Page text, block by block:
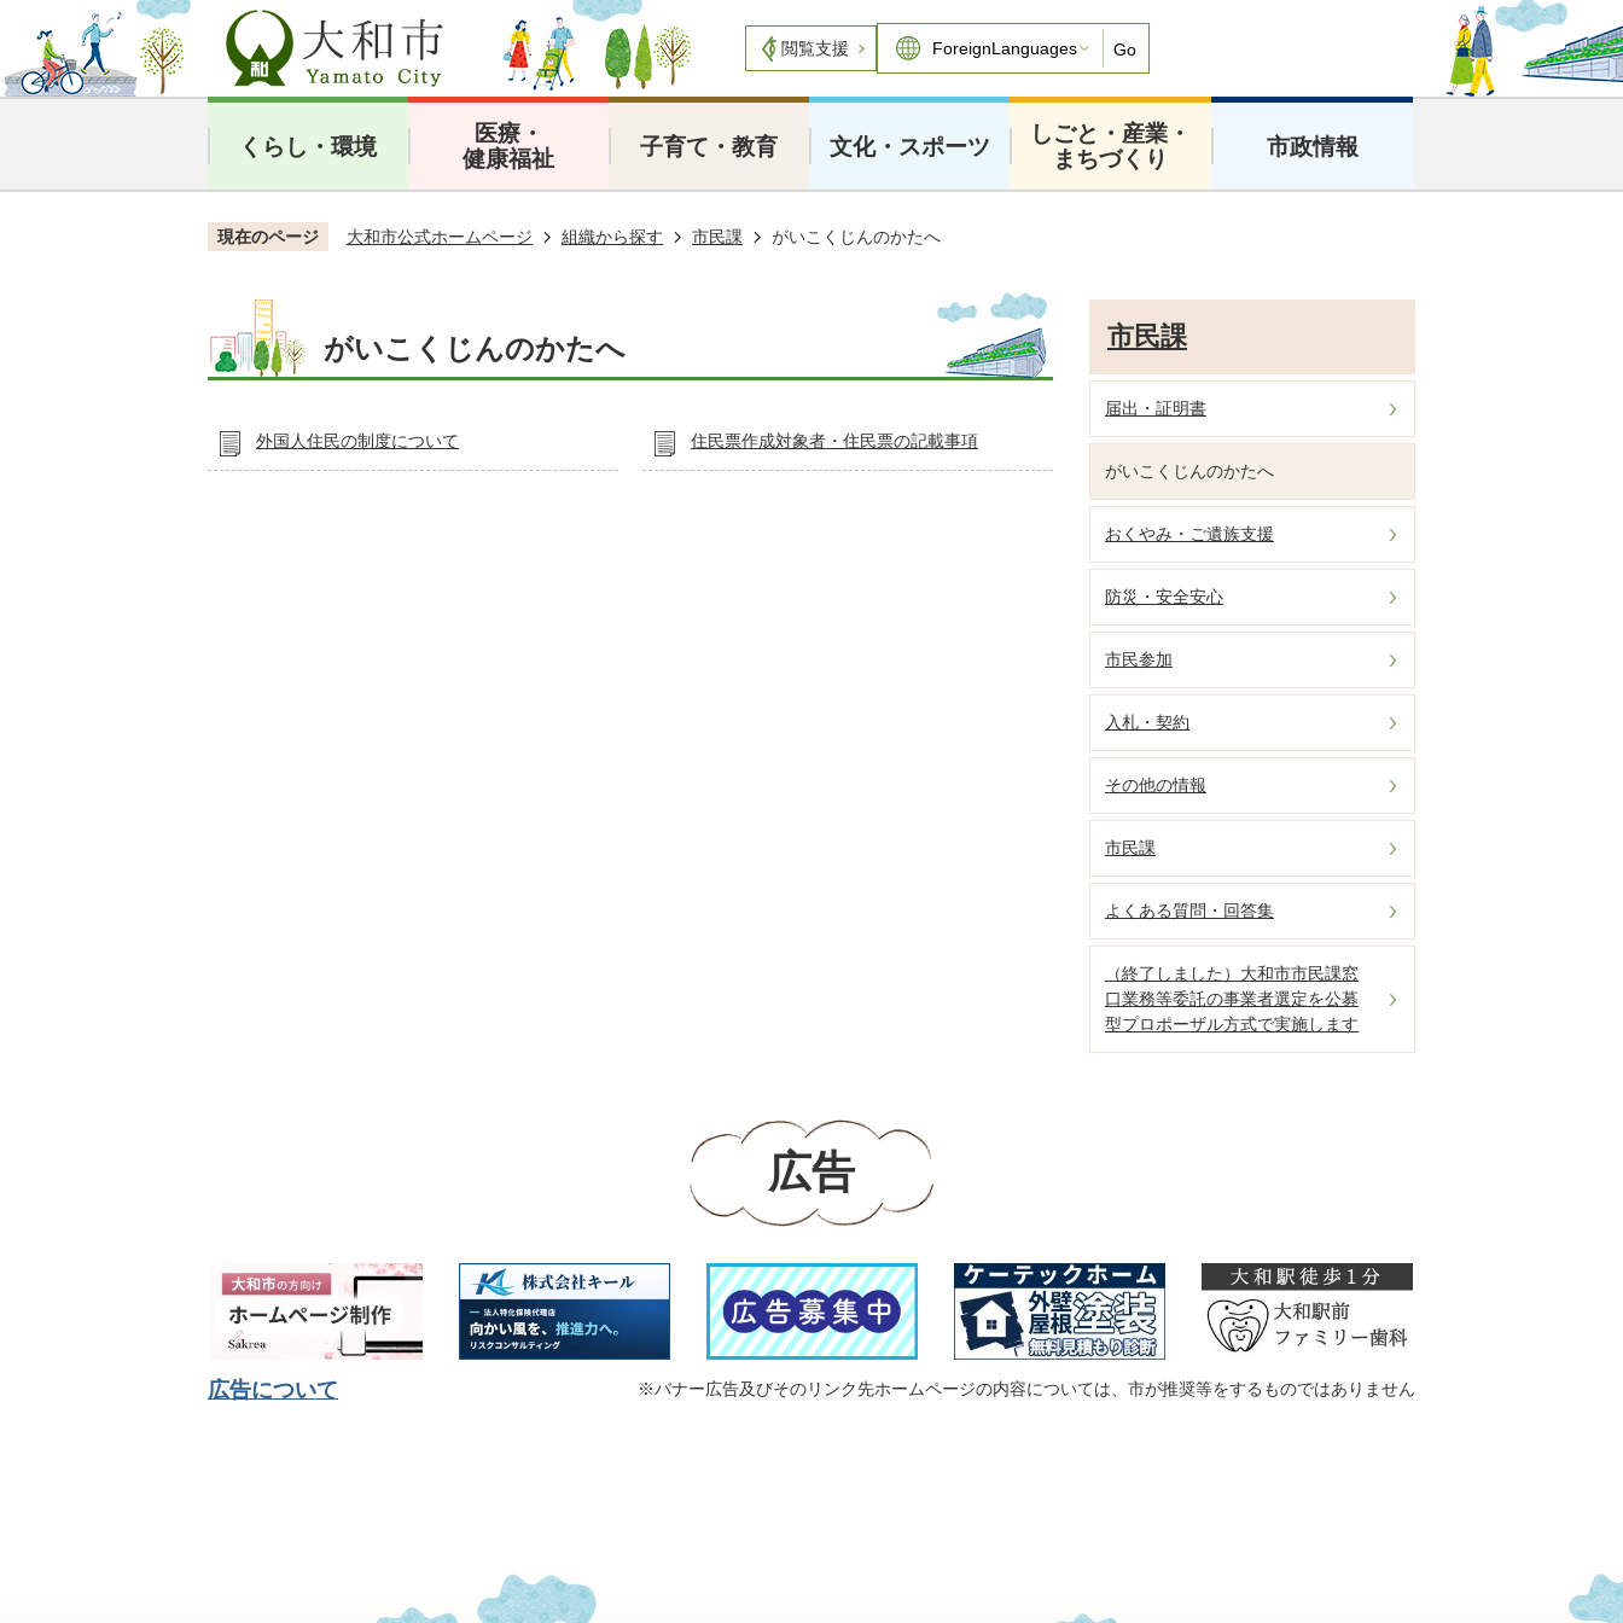
閲覧支援 Go
くらし・環境
医療・
健康福祉
子育て・教育 文化・スポーツ
しごと・産業・
まちづくり
市政情報
現在のページ 大和市公式ホームページ 組織から探す 市民課 がいこくじんのかたへ
がいこくじんのかたへ
外国人住民の制度について 住民票作成対象者・住民票の記載事項
市民課
届出・証明書
がいこくじんのかたへ
おくやみ・ご遺族支援
防災・安全安心
市民参加
入札・契約
その他の情報
市民課
よくある質問・回答集
（終了しました）大和市市民課窓
口業務等委託の事業者選定を公募
型プロポーザル方式で実施します
広告
広告について ※バナー広告及びそのリンク先ホームページの内容については、市が推奨等をするものではありません